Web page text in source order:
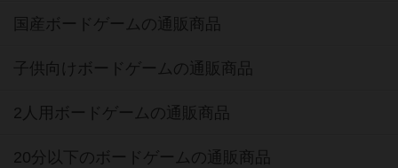
国産ボードゲームの通販商品
子供向けボードゲームの通販商品
2人用ボードゲームの通販商品
20分以下のボードゲームの通販商品